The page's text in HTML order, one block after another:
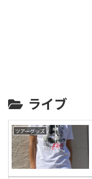
ライブ
ツアーグッズ